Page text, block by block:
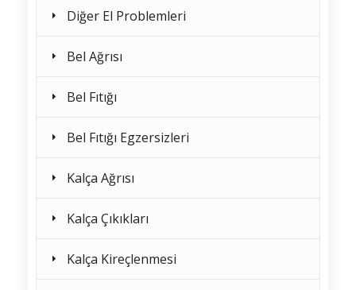
Diğer El Problemleri
Bel Ağrısı
Bel Fıtığı
Bel Fıtığı Egzersizleri
Kalça Ağrısı
Kalça Çıkıkları
Kalça Kireçlenmesi